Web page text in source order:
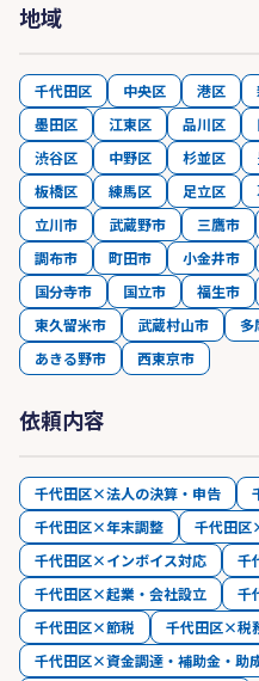
地域
千代田区 中央区 港区
墨田区
江東区 品川区
渋谷区
中野区 杉並区
板橋区
練馬区 足立区
立川市
武蔵野市 三鷹市
調布市
町田市 小金井市
国分寺市
国立市 福生市
東久留米市
武蔵村山市 多
あきる野市
西東京市
依頼内容
千代田区×法人の決算・申告
千代田区×年末調整
千代田
千代田区×インボイス対応
千
千代田区×起業・会社設立
千
千代田区×節税
千代田区×税
千代田区×資金調達・補助金・助